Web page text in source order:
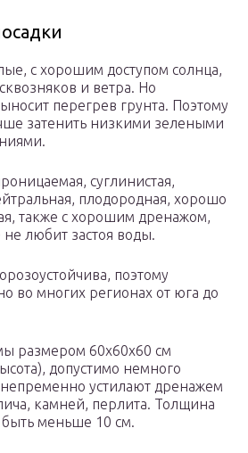
с хорошим доступом солнца,
и ветра. Но
перегрев грунта. Поэтому
затенить низкими зелеными
суглинистая,
плодородная, хорошо
также с хорошим дренажом,
не любит застоя воды.
поэтому
во многих регионах от юга до
размером 60х60х60 см
допустимо немного
устилают дренажем
камней, перлита. Толщина
меньше 10 см.